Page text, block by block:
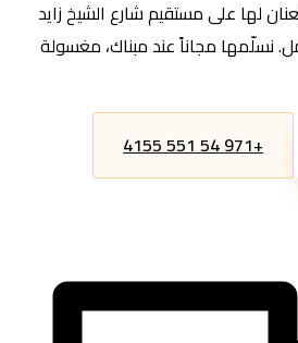
لها على مستقيم شارع الشيخ زايد
نسلّمها مجاناً عند مبناك، مغسولة
+971 54 551 4155